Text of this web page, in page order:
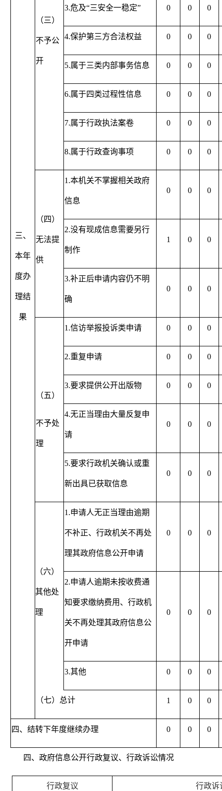
三、
本年
度办
理结
果
（三）
不予公
开
3.危及“三安全一稳定” 0 0 0
4.保护第三方合法权益 0 0 0
5.属于三类内部事务信息 0 0 0
6.属于四类过程性信息 0 0 0
7.属于行政执法案卷 0 0 0
8.属于行政查询事项 0 0 0
（四）
无法提
供
1.本机关不掌握相关政府
信息
0 0 0
2.没有现成信息需要另行
制作
1 0 0
3.补正后申请内容仍不明
确
0 0 0
（五）
不予处
理
1.信访举报投诉类申请 0 0 0
2.重复申请 0 0 0
3.要求提供公开出版物 0 0 0
4.无正当理由大量反复申
请
0 0 0
5.要求行政机关确认或重
新出具已获取信息
0 0 0
（六）
其他处
理
1.申请人无正当理由逾期
不补正、行政机关不再处
理其政府信息公开申请
0 0 0
2.申请人逾期未按收费通
知要求缴纳费用、行政机
关不再处理其政府信息公
开申请
0 0 0
3.其他 0 0 0
（七）总计 1 0 0
四、结转下年度继续办理 0 0 0
四、政府信息公开行政复议、行政诉讼情况
行政复议 行政诉